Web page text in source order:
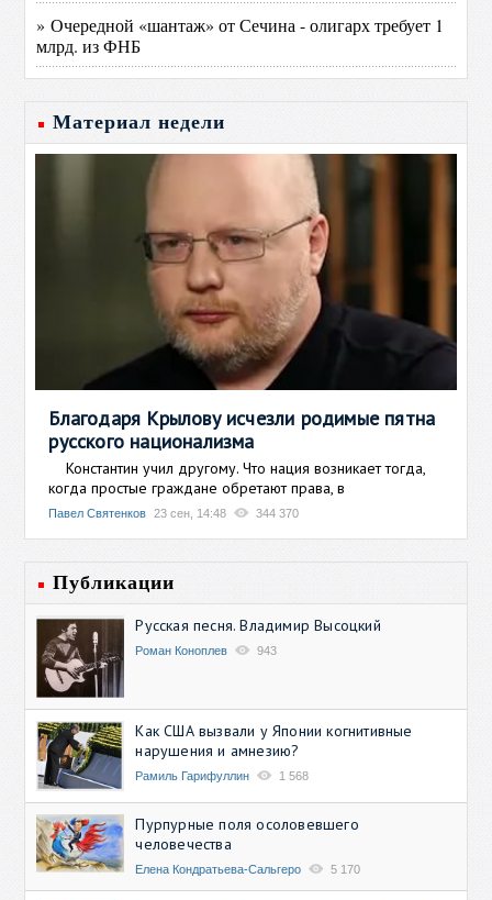
» Очередной «шантаж» от Сечина - олигарх требует 1
млрд. из ФНБ
Материал недели
Благодаря Крылову исчезли родимые пятна
русского национализма
Константин учил другому. Что нация возникает тогда,
когда простые граждане обретают права, в
Павел Святенков 23 сен, 14:48 344 370
Публикации
Русская песня. Владимир Высоцкий
Роман Коноплев 943
Как США вызвали у Японии когнитивные
нарушения и амнезию?
Рамиль Гарифуллин 1 568
Пурпурные поля осоловевшего
человечества
Елена Кондратьева-Сальгеро 5 170